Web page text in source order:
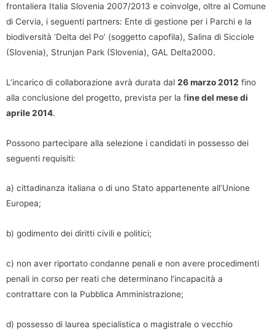
frontaliera Italia Slovenia 2007/2013 e coinvolge, oltre al Comune
di Cervia, i seguenti partners: Ente di gestione per i Parchi e la
biodiversità ‘Delta del Po’ (soggetto capofila), Salina di Sicciole
(Slovenia), Strunjan Park (Slovenia), GAL Delta2000.
L’incarico di collaborazione avrà durata dal 26 marzo 2012 fino
alla conclusione del progetto, prevista per la fine del mese di
aprile 2014.
Possono partecipare alla selezione i candidati in possesso dei
seguenti requisiti:
a) cittadinanza italiana o di uno Stato appartenente all’Unione
Europea;
b) godimento dei diritti civili e politici;
c) non aver riportato condanne penali e non avere procedimenti
penali in corso per reati che determinano l’incapacità a
contrattare con la Pubblica Amministrazione;
d) possesso di laurea specialistica o magistrale o vecchio